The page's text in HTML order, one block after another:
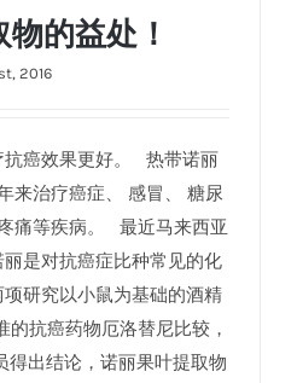
提取物的益处！
的益处！
2016
抗癌效果更好。 热带诺丽
来治疗癌症、 感冒、 糖尿
痛等疾病。 最近马来西亚
是对抗癌症比种常见的化
研究以小鼠为基础的酒精
的抗癌药物厄洛替尼比较，
出结论，诺丽果叶提取物